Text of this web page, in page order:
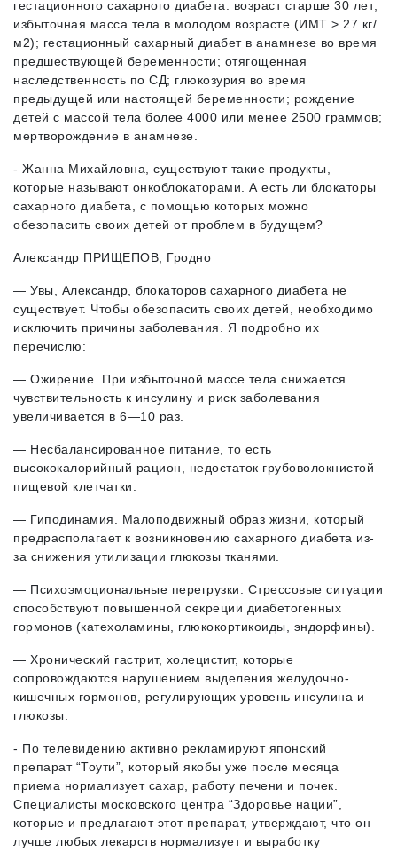
гестационного сахарного диабета: возраст старше 30 лет;
избыточная масса тела в молодом возрасте (ИМТ > 27 кг/
м2); гестационный сахарный диабет в анамнезе во время
предшествующей беременности; отягощенная
наследственность по СД; глюкозурия во время
предыдущей или настоящей беременности; рождение
детей с массой тела более 4000 или менее 2500 граммов;
мертворождение в анамнезе.
- Жанна Михайловна, существуют такие продукты,
которые называют онкоблокаторами. А есть ли блокаторы
сахарного диабета, с помощью которых можно
обезопасить своих детей от проблем в будущем?
Александр ПРИЩЕПОВ, Гродно
— Увы, Александр, блокаторов сахарного диабета не
существует. Чтобы обезопасить своих детей, необходимо
исключить причины заболевания. Я подробно их
перечислю:
— Ожирение. При избыточной массе тела снижается
чувствительность к инсулину и риск заболевания
увеличивается в 6—10 раз.
— Несбалансированное питание, то есть
высококалорийный рацион, недостаток грубоволокнистой
пищевой клетчатки.
— Гиподинамия. Малоподвижный образ жизни, который
предрасполагает к возникновению сахарного диабета из-
за снижения утилизации глюкозы тканями.
— Психоэмоциональные перегрузки. Стрессовые ситуации
способствуют повышенной секреции диабетогенных
гормонов (катехоламины, глюкокортикоиды, эндорфины).
— Хронический гастрит, холецистит, которые
сопровождаются нарушением выделения желудочно-
кишечных гормонов, регулирующих уровень инсулина и
глюкозы.
- По телевидению активно рекламируют японский
препарат “Тоути”, который якобы уже после месяца
приема нормализует сахар, работу печени и почек.
Специалисты московского центра “Здоровье нации”,
которые и предлагают этот препарат, утверждают, что он
лучше любых лекарств нормализует и выработку